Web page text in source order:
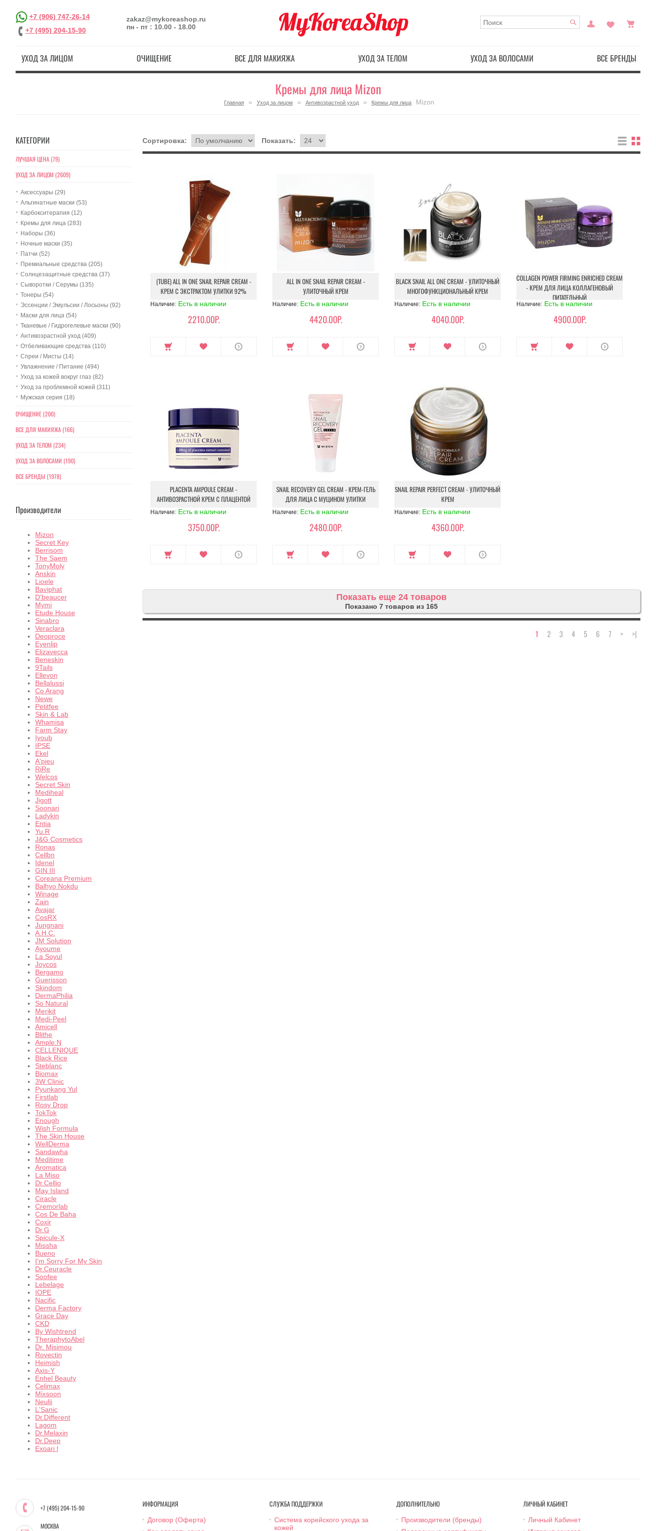
+7 (906) 747-26-14
+7 (495) 204-15-90
zakaz@mykoreashop.ru
пн - пт : 10.00 - 18.00
УХОД ЗА ЛИЦОМ ОЧИЩЕНИЕ ВСЕ ДЛЯ МАКИЯЖА УХОД ЗА ТЕЛОМ УХОД ЗА ВОЛОСАМИ ВСЕ БРЕНДЫ
Кремы для лица Mizon
Главная » Уход за лицом » Антивозрастной уход » Кремы для лица Mizon
КАТЕГОРИИ
ЛУЧШАЯ ЦЕНА (79)
УХОД ЗА ЛИЦОМ (2609)
Аксессуары (29)
Альгинатные маски (53)
Карбокситерапия (12)
Кремы для лица (283)
Наборы (36)
Ночные маски (35)
Патчи (52)
Премиальные средства (205)
Солнцезащитные средства (37)
Сыворотки / Серумы (135)
Тонеры (54)
Эссенции / Эмульсии / Лосьоны (92)
Маски для лица (54)
Тканевые / Гидрогелевые маски (90)
Антивозрастной уход (409)
Отбеливающие средства (110)
Спреи / Мисты (14)
Увлажнение / Питание (494)
Уход за кожей вокруг глаз (82)
Уход за проблемной кожей (311)
Мужская серия (18)
ОЧИЩЕНИЕ (200)
ВСЕ ДЛЯ МАКИЯЖА (166)
УХОД ЗА ТЕЛОМ (234)
УХОД ЗА ВОЛОСАМИ (190)
ВСЕ БРЕНДЫ (1978)
Производители
Mizon
Secret Key
Berrisom
The Saem
TonyMoly
Anskin
Lioele
Baviphat
D'beaucer
Mymi
Etude House
Sinabro
Veraclara
Deoproce
Eyenlip
Elizavecca
Beneskin
9Tails
Ellevon
Bellalussi
Co Arang
Newe
Petitfee
Skin & Lab
Whamisa
Farm Stay
Iyoub
IPSE
Ekel
A'pieu
RiRe
Welcos
Secret Skin
Mediheal
Jigott
Soonari
Ladykin
Entia
Yu.R
J&G Cosmetics
Ronas
Cellbn
Idenel
GIN III
Coreana Premium
Balhyo Nokdu
Winage
Zain
Avajar
CosRX
Jungnani
A.H.C.
JM Solution
Ayoume
La Soyul
Joycos
Bergamo
Guerisson
Skindom
DermaPhilia
So Natural
Merikit
Medi-Peel
Amicell
Blithe
Ample:N
CELLENIQUE
Black Rice
Steblanc
Biomax
3W Clinic
Pyunkang Yul
Firstlab
Rosy Drop
TokTok
Enough
Wish Formula
The Skin House
WellDerma
Sandawha
Meditime
Aromatica
La Miso
Dr.Cellio
May Island
Ciracle
Cremorlab
Cos De Baha
Coxir
Dr.G
Spicule-X
Missha
Bueno
I'm Sorry For My Skin
Dr.Ceuracle
Soofee
Lebelage
IOPE
Nacific
Derma Factory
Grace Day
CKD
By Wishtrend
TheraphytoAbel
Dr. Misimou
Rovectin
Heimish
Axis-Y
Enhel Beauty
Celimax
Mixsoon
Neulii
L'Sanic
Dr.Different
Lagom
Dr.Melaxin
Dr.Deep
Exoari l
Сортировка: Показать:
(TUBE) ALL IN ONE SNAIL REPAIR CREAM -
КРЕМ С ЭКСТРАКТОМ УЛИТКИ 92%
Наличие: Есть в наличии
2210.00Р.
ALL IN ONE SNAIL REPAIR CREAM -
УЛИТОЧНЫЙ КРЕМ
Наличие: Есть в наличии
4420.00Р.
BLACK SNAIL ALL ONE CREAM - УЛИТОЧНЫЙ
МНОГОФУНКЦИОНАЛЬНЫЙ КРЕМ
Наличие: Есть в наличии
4040.00Р.
COLLAGEN POWER FIRMING ENRICHED CREAM
- КРЕМ ДЛЯ ЛИЦА КОЛЛАГЕНОВЫЙ
ПИТАТЕЛЬНЫЙ
Наличие: Есть в наличии
4900.00Р.
PLACENTA AMPOULE CREAM -
АНТИВОЗРАСТНОЙ КРЕМ С ПЛАЦЕНТОЙ
Наличие: Есть в наличии
3750.00Р.
SNAIL RECOVERY GEL CREAM - КРЕМ-ГЕЛЬ
ДЛЯ ЛИЦА С МУЦИНОМ УЛИТКИ
Наличие: Есть в наличии
2480.00Р.
SNAIL REPAIR PERFECT CREAM - УЛИТОЧНЫЙ
КРЕМ
Наличие: Есть в наличии
4360.00Р.
Показать еще 24 товаров
Показано 7 товаров из 165
1 2 3 4 5 6 7 > >|
+7 (495) 204-15-90
МОСКВА
ИНФОРМАЦИЯ
Договор (Оферта)
СЛУЖБА ПОДДЕРЖКИ
Система корейского ухода за
кожей
ДОПОЛНИТЕЛЬНО
Производители (бренды)
ЛИЧНЫЙ КАБИНЕТ
Личный Кабинет